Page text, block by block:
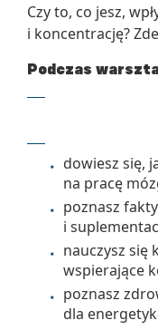
Czy to, co jesz,
i koncentrację?
Podczas
dowiesz się,
na pracę
poznasz
i
nauczysz się
wspierające
poznasz
dla